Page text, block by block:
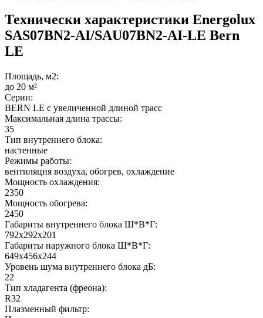
Технически характеристики Energolux
SAS07BN2-AI/SAU07BN2-AI-LE Bern
LE
Площадь, м2:
до 20 м²
Серии:
BERN LE с увеличенной длиной трасс
Максимальная длина трассы:
35
Тип внутреннего блока:
настенные
Режимы работы:
вентиляция воздуха, обогрев, охлаждение
Мощность охлаждения:
2350
Мощность обогрева:
2450
Габариты внутреннего блока Ш*В*Г:
792x292x201
Габариты наружного блока Ш*В*Г:
649x456x244
Уровень шума внутреннего блока дБ:
22
Тип хладагента (фреона):
R32
Плазменный фильтр: